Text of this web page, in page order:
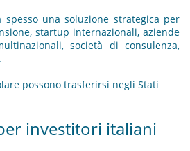
spesso una soluzione strategica per
startup internazionali, aziende
società di consulenza,
possono trasferirsi negli Stati
investitori italiani